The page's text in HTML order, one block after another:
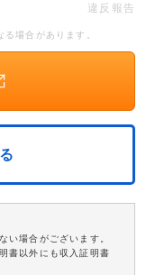
違反報告
場合があります。
場合がございます。
書以外にも収入証明書